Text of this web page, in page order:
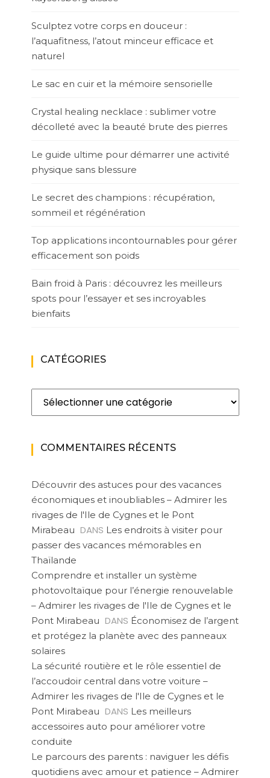
Sculptez votre corps en douceur :
l’aquafitness, l’atout minceur efficace et
naturel
Le sac en cuir et la mémoire sensorielle
Crystal healing necklace : sublimer votre
décolleté avec la beauté brute des pierres
Le guide ultime pour démarrer une activité
physique sans blessure
Le secret des champions : récupération,
sommeil et régénération
Top applications incontournables pour gérer
efficacement son poids
Bain froid à Paris : découvrez les meilleurs
spots pour l’essayer et ses incroyables
bienfaits
CATÉGORIES
Catégories
COMMENTAIRES RÉCENTS
Découvrir des astuces pour des vacances
économiques et inoubliables – Admirer les
rivages de l'Ile de Cygnes et le Pont
Mirabeau DANS Les endroits à visiter pour
passer des vacances mémorables en
Thaïlande
Comprendre et installer un système
photovoltaïque pour l’énergie renouvelable
– Admirer les rivages de l'Ile de Cygnes et le
Pont Mirabeau DANS Économisez de l’argent
et protégez la planète avec des panneaux
solaires
La sécurité routière et le rôle essentiel de
l’accoudoir central dans votre voiture –
Admirer les rivages de l'Ile de Cygnes et le
Pont Mirabeau DANS Les meilleurs
accessoires auto pour améliorer votre
conduite
Le parcours des parents : naviguer les défis
quotidiens avec amour et patience – Admirer